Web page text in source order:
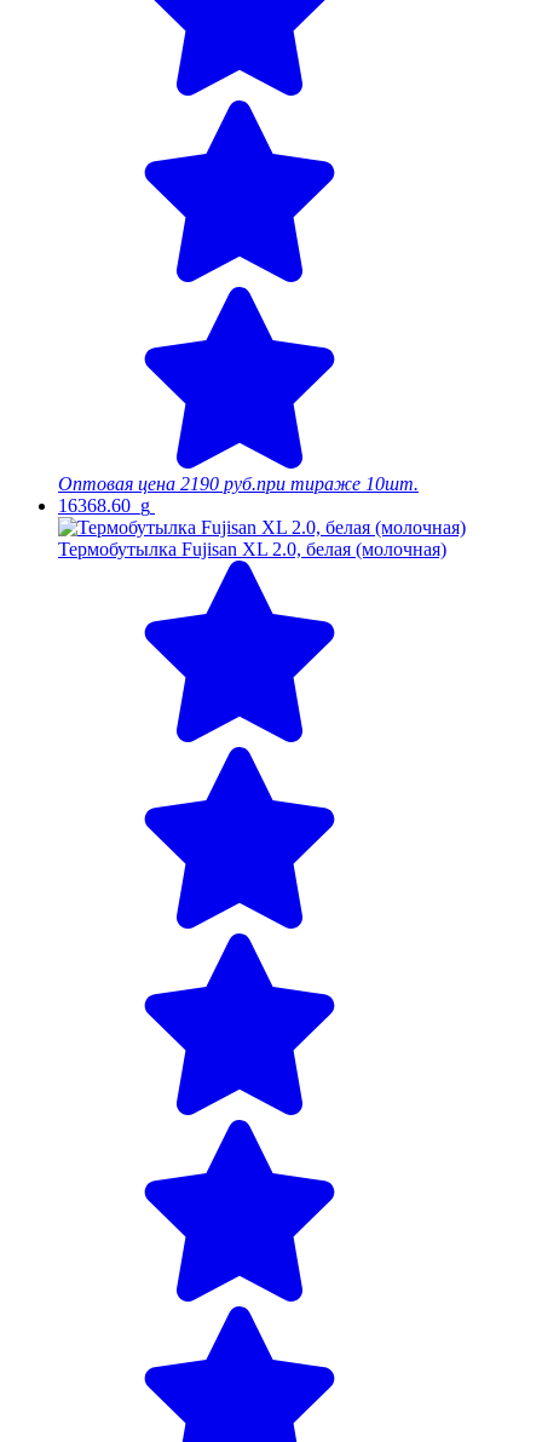
Оптовая цена 2190 руб.при тираже 10шт.
16368.60_g
Термобутылка Fujisan XL 2.0, белая (молочная)